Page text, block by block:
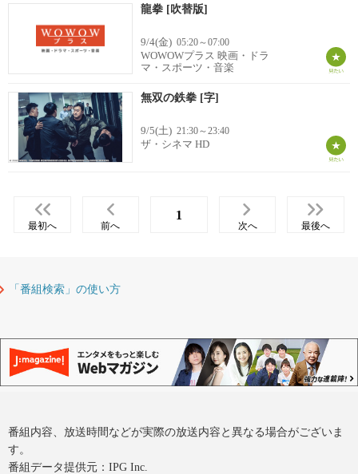
龍拳 [吹替版]
9/4(金) 05:20～07:00
WOWOWプラス 映画・ドラ
マ・スポーツ・音楽
無双の鉄拳 [字]
9/5(土) 21:30～23:40
ザ・シネマ HD
最初へ 前へ
1
次へ 最後へ
「番組検索」の使い方
番組内容、放送時間などが実際の放送内容と異なる場合がございま
す。
番組データ提供元：IPG Inc.